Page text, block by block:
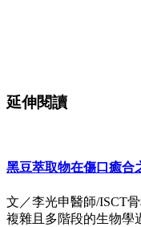
延伸閱讀
黑豆萃取物在傷口癒合
文／李光申醫師/ISCT
複雜且多階段的生物學